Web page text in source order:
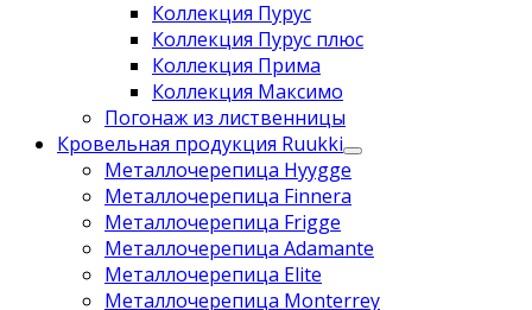
Коллекция Пурус
Коллекция Пурус плюс
Коллекция Прима
Коллекция Максимо
Погонаж из лиственницы
Кровельная продукция Ruukki
Металлочерепица Hyygge
Металлочерепица Finnera
Металлочерепица Frigge
Металлочерепица Adamante
Металлочерепица Elite
Металлочерепица Monterrey